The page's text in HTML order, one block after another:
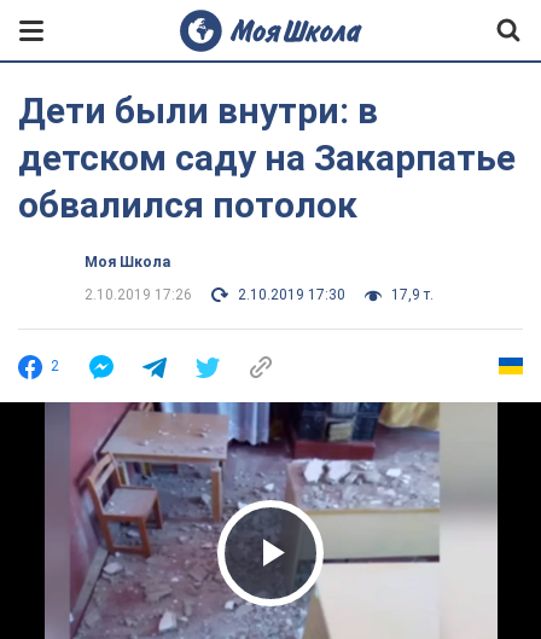
Дети были внутри: в
детском саду на Закарпатье
обвалился потолок
Моя Школа
2.10.2019 17:26
2.10.2019 17:30 17,9 т.
2
Play Video